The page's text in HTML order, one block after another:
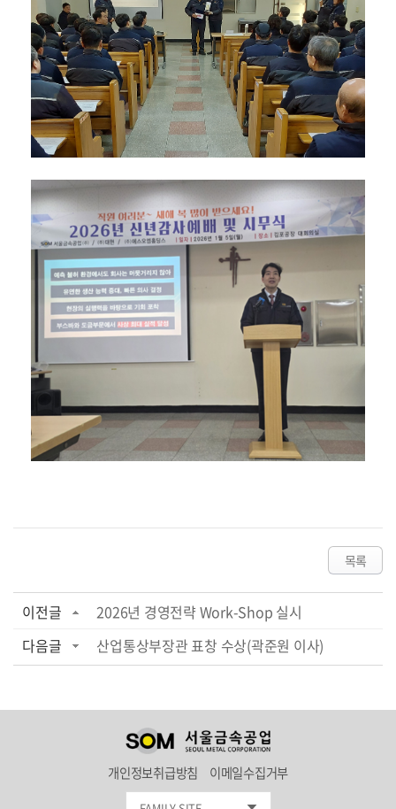
목록
이전글
2026년 경영전략 Work-Shop 실시
다음글
산업통상부장관 표창 수상(곽준원 이사)
개인정보취급방침 이메일수집거부